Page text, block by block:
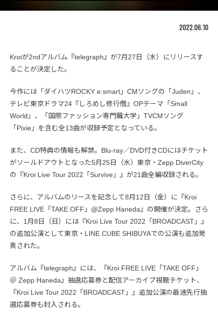
2022.06.10
Kroiが2ndアルバム『telegraph』が7月27日（水）にリリースす
ることが決定した。
今作には「ダイハツROCKY e:smart」CMソングの「Juden」、
テレビ東京ドラマ24『しろめし修行僧』OPテーマ「Small
World」、「国際ファッション専門職大学」TVCMソング
「Pixie」を含む全13曲が収録予定となっている。
また、CD特典の情報も解禁。Blu-ray／DVD付きCDにはチケット
がソールドアウトとなった5月25日（水）東京・Zepp DiverCity
の『Kroi Live Tour 2022「Survive」』が21曲全編収録される。
さらに、アルバムのリースを記念して8月12日（金）に『Kroi
FREE LIVE「TAKE OFF」@Zepp Haneda』の開催が決定。さら
に、1月8日（日）には『Kroi Live Tour 2022「BROADCAST」』
の追加公演として東京・LINE CUBE SHIBUYAでの公演も追加発
表された。
アルバム『telegraph』には、『Kroi FREE LIVE「TAKE OFF」
＠ Zepp Haneda』抽選応募券と配信アーカイブ視聴チケット、
『Kroi Live Tour 2022「BROADCAST」』追加公演の最速先行抽
選応募券も封入される。